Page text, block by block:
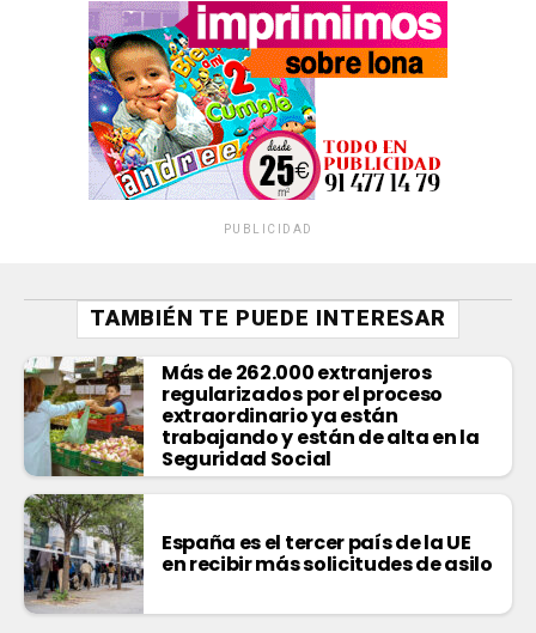
PUBLICIDAD
TAMBIÉN TE PUEDE INTERESAR
Más de 262.000 extranjeros
regularizados por el proceso
extraordinario ya están
trabajando y están de alta en la
Seguridad Social
España es el tercer país de la UE
en recibir más solicitudes de asilo